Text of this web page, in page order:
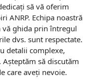
să vă oferim
ANRP. Echipa noastră
vă ghida prin întregul
dvs. sunt respectate.
detalii complexe,
să discutăm
care aveți nevoie.